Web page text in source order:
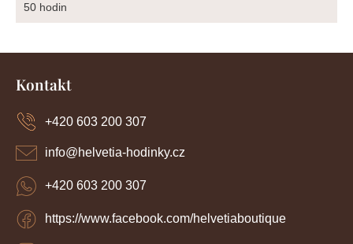
50 hodin
Kontakt
info@helvetia-hodinky.cz
+420 603 200 307
https://www.facebook.com/helvetiaboutique
+420 603 200 307